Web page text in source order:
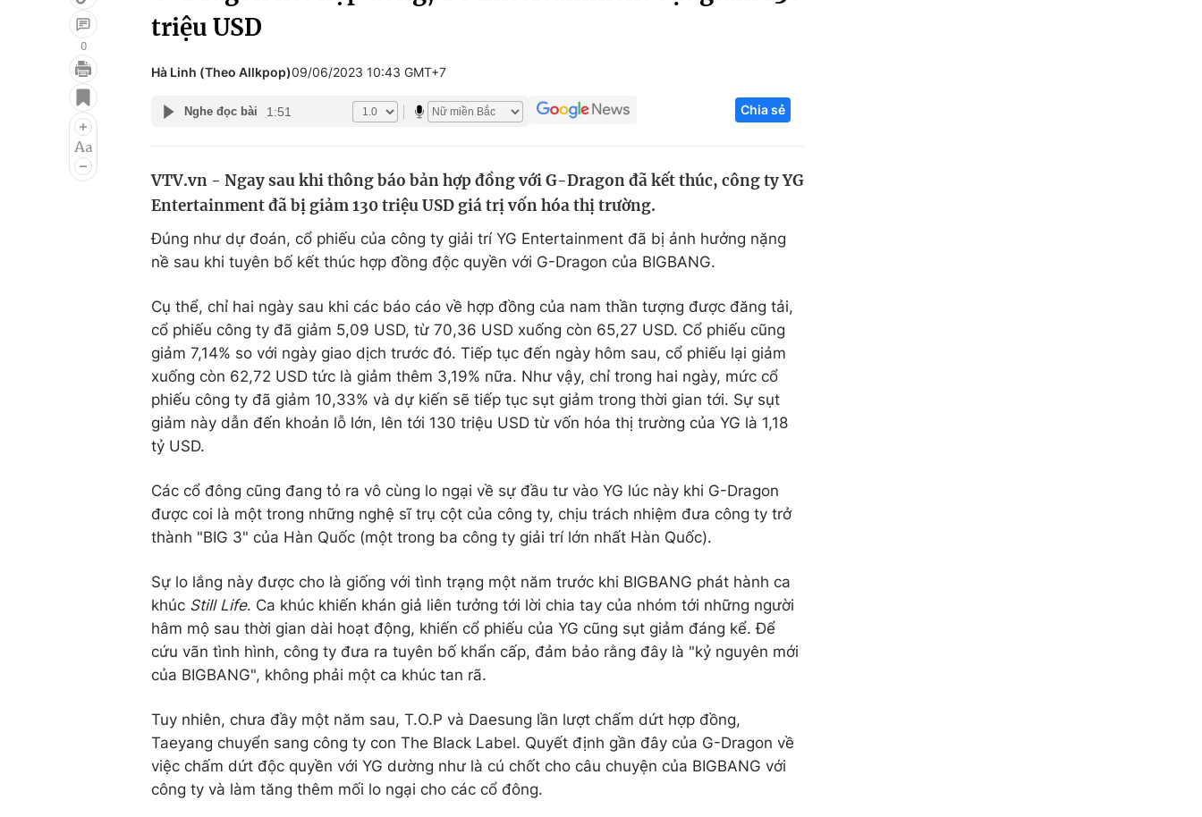
Điện ảnh
Âm nhạc
Du lịch
Chất lượng cuộc sống
Tuyển sinh
Hitech Công nghệ tương lai
Thị trường
0
triệu USD
Hà Linh (Theo Allkpop)09/06/2023 10:43 GMT+7
Nghe đọc bài 1:51 Chia sẻ
VTV.vn - Ngay sau khi thông báo bản hợp đồng với G-Dragon đã kết thúc, công ty YG
Entertainment đã bị giảm 130 triệu USD giá trị vốn hóa thị trường.
Đúng như dự đoán, cổ phiếu của công ty giải trí YG Entertainment đã bị ảnh hưởng nặng
nề sau khi tuyên bố kết thúc hợp đồng độc quyền với G-Dragon của BIGBANG.
Cụ thể, chỉ hai ngày sau khi các báo cáo về hợp đồng của nam thần tượng được đăng tải,
cổ phiếu công ty đã giảm 5,09 USD, từ 70,36 USD xuống còn 65,27 USD. Cổ phiếu cũng
giảm 7,14% so với ngày giao dịch trước đó. Tiếp tục đến ngày hôm sau, cổ phiếu lại giảm
xuống còn 62,72 USD tức là giảm thêm 3,19% nữa. Như vậy, chỉ trong hai ngày, mức cổ
phiếu công ty đã giảm 10,33% và dự kiến sẽ tiếp tục sụt giảm trong thời gian tới. Sự sụt
giảm này dẫn đến khoản lỗ lớn, lên tới 130 triệu USD từ vốn hóa thị trường của YG là 1,18
tỷ USD.
Các cổ đông cũng đang tỏ ra vô cùng lo ngại về sự đầu tư vào YG lúc này khi G-Dragon
được coi là một trong những nghệ sĩ trụ cột của công ty, chịu trách nhiệm đưa công ty trở
thành "BIG 3" của Hàn Quốc (một trong ba công ty giải trí lớn nhất Hàn Quốc).
Sự lo lắng này được cho là giống với tình trạng một năm trước khi BIGBANG phát hành ca
khúc Still Life. Ca khúc khiến khán giả liên tưởng tới lời chia tay của nhóm tới những người
hâm mộ sau thời gian dài hoạt động, khiến cổ phiếu của YG cũng sụt giảm đáng kể. Để
cứu vãn tình hình, công ty đưa ra tuyên bố khẩn cấp, đảm bảo rằng đây là "kỷ nguyên mới
của BIGBANG", không phải một ca khúc tan rã.
Tuy nhiên, chưa đầy một năm sau, T.O.P và Daesung lần lượt chấm dứt hợp đồng,
Taeyang chuyển sang công ty con The Black Label. Quyết định gần đây của G-Dragon về
việc chấm dứt độc quyền với YG dường như là cú chốt cho câu chuyện của BIGBANG với
công ty và làm tăng thêm mối lo ngại cho các cổ đông.